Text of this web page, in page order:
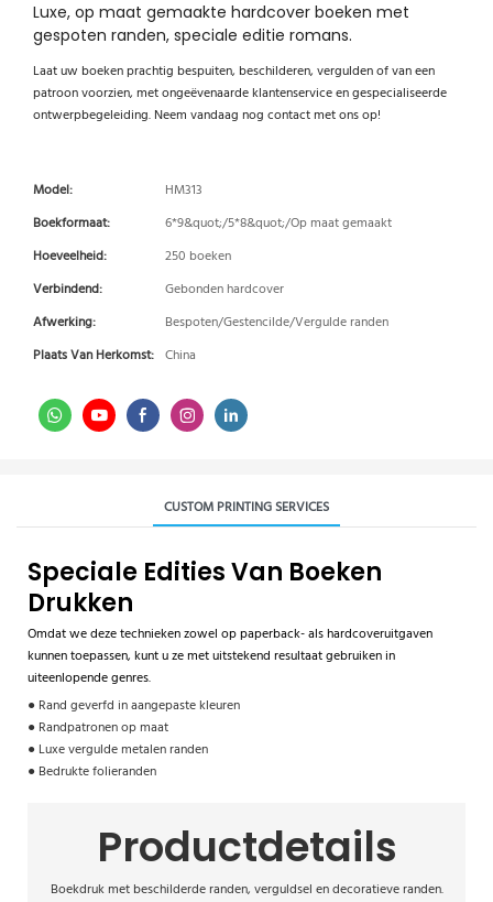
Luxe, op maat gemaakte hardcover boeken met
gespoten randen, speciale editie romans.
Laat uw boeken prachtig bespuiten, beschilderen, vergulden of van een
patroon voorzien, met ongeëvenaarde klantenservice en gespecialiseerde
ontwerpbegeleiding. Neem vandaag nog contact met ons op!
Model:
HM313
Boekformaat:
6*9&quot;/5*8&quot;/Op maat gemaakt
Hoeveelheid:
250 boeken
Verbindend:
Gebonden hardcover
Afwerking:
Bespoten/Gestencilde/Vergulde randen
Plaats Van Herkomst: China
CUSTOM PRINTING SERVICES
Speciale Edities Van Boeken
Drukken
Omdat we deze technieken zowel op paperback- als hardcoveruitgaven
kunnen toepassen, kunt u ze met uitstekend resultaat gebruiken in
uiteenlopende genres.
● Rand geverfd in aangepaste kleuren
● Randpatronen op maat
● Luxe vergulde metalen randen
● Bedrukte folieranden
Productdetails
Boekdruk met beschilderde randen, verguldsel en decoratieve randen.